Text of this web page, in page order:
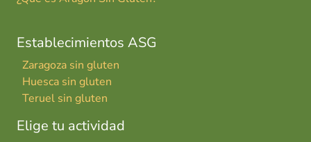
Establecimientos ASG
Zaragoza sin gluten
Huesca sin gluten
Teruel sin gluten
Elige tu actividad